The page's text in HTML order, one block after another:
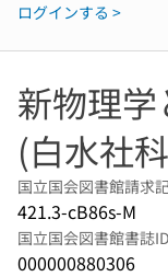
ログインする >
新物理
(白水社
国立国会図書館請求
421.3-cB86s-M
国立国会図書館書誌ID
000000880306